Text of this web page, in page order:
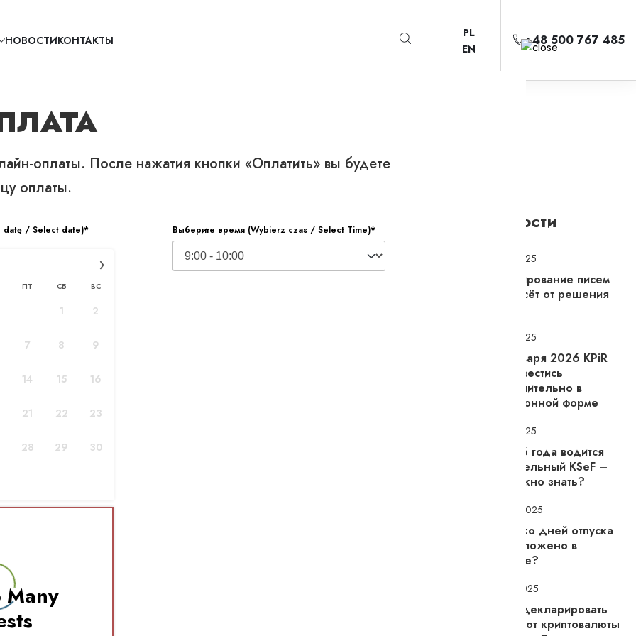
НОВОСТИКОНТАКТЫ
PL
EN
+48 500 767 485
вестись
форме
KPiR, и это — настоящая цифровая революция в
обязательной.
накладных
месяца.
каждой фактуре.
Другие новости
1.8.2025
Игнорирование писем
не спасёт от решения
9.7.2025
С 1 января 2026 KPiR
будет вестись
исключительно в
электронной форме
8.7.2025
С 2026 года водится
обязательный KSeF –
что нужно знать?
27.6.2025
Сколько дней отпуска
вам положено в
Польше?
6.4.2025
Как задекларировать
доход от криптовалюты
оплаты. После нажатия кнопки «Оплатить» вы будете
оплаты.
datę / Select date)*
›
ПТ СБ ВС
1 2
7 8 9
14 15 16
21 22 23
28 29 30
Выберите время (Wybierz czas / Select Time)*